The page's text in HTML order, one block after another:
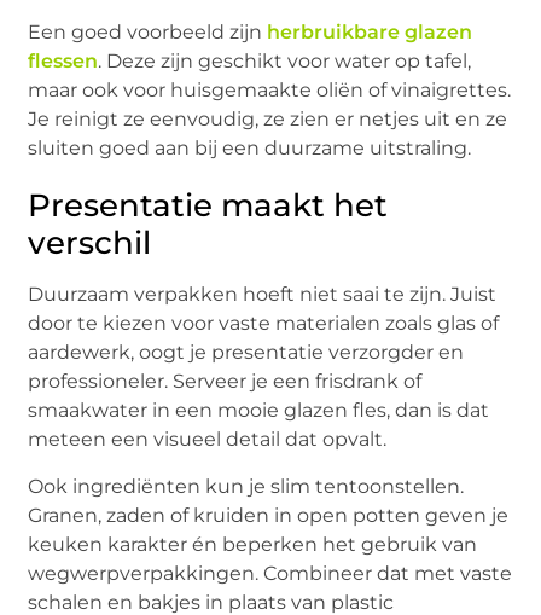
Een goed voorbeeld zijn herbruikbare glazen
flessen. Deze zijn geschikt voor water op tafel,
maar ook voor huisgemaakte oliën of vinaigrettes.
Je reinigt ze eenvoudig, ze zien er netjes uit en ze
sluiten goed aan bij een duurzame uitstraling.
Presentatie maakt het
verschil
Duurzaam verpakken hoeft niet saai te zijn. Juist
door te kiezen voor vaste materialen zoals glas of
aardewerk, oogt je presentatie verzorgder en
professioneler. Serveer je een frisdrank of
smaakwater in een mooie glazen fles, dan is dat
meteen een visueel detail dat opvalt.
Ook ingrediënten kun je slim tentoonstellen.
Granen, zaden of kruiden in open potten geven je
keuken karakter én beperken het gebruik van
wegwerpverpakkingen. Combineer dat met vaste
schalen en bakjes in plaats van plastic